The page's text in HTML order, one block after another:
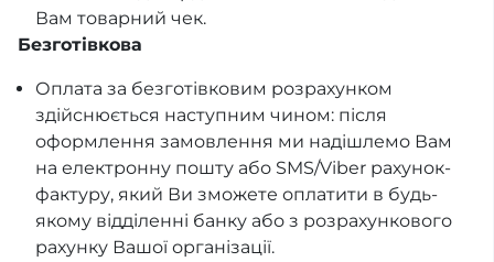
Вам товарний чек.
Безготівкова
Оплата за безготівковим розрахунком
здійснюється наступним чином: після
оформлення замовлення ми надішлемо Вам
на електронну пошту або SMS/Viber рахунок-
фактуру, який Ви зможете оплатити в будь-
якому відділенні банку або з розрахункового
рахунку Вашої організації.